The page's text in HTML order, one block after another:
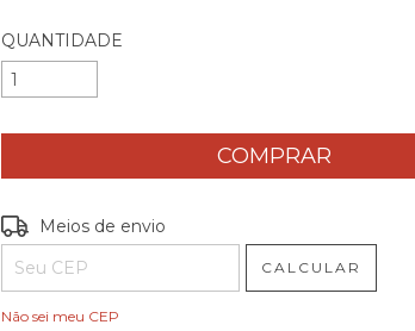
QUANTIDADE
Entregas para o CEP:
Meios de envio
CALCULAR
Não sei meu CEP